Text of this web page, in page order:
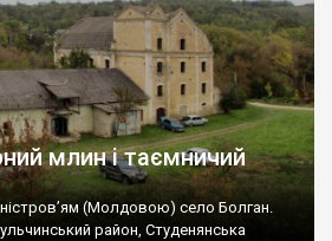
млин і таємничий
(Молдовою) село Болган.
район, Студенянська